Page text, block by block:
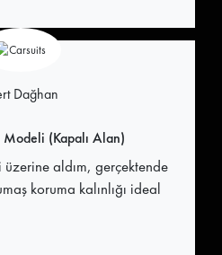
Dağhan
(Kapalı Alan)
üzerine aldım, gerçektende
koruma kalınlığı ideal